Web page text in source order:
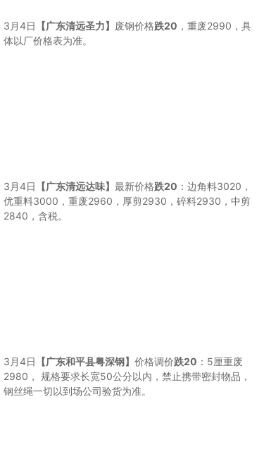
3月4日 【广东清远圣力】 废钢价格跌20 ，重废2990，具
体以厂价格表为准。
3月4日 【广东清远达味】 最新价格跌20 ：边角料3020，
优重料3000，重废2960，厚剪2930，碎料2930，中剪
2840，含税。
3月4日 【广东和平县粤深钢】 价格调价跌20 ：5厘重废
2980， 规格要求长宽50公分以内，禁止携带密封物品，
钢丝绳一切以到场公司验货为准。